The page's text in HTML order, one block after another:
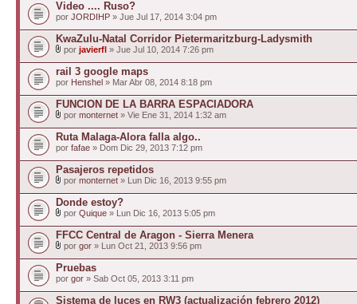
Video .... Ruso?
por JORDIHP » Jue Jul 17, 2014 3:04 pm
KwaZulu-Natal Corridor Pietermaritzburg-Ladysmith
por javierfl » Jue Jul 10, 2014 7:26 pm
rail 3 google maps
por Henshel » Mar Abr 08, 2014 8:18 pm
FUNCION DE LA BARRA ESPACIADORA
por monternet » Vie Ene 31, 2014 1:32 am
Ruta Malaga-Alora falla algo..
por fafae » Dom Dic 29, 2013 7:12 pm
Pasajeros repetidos
por monternet » Lun Dic 16, 2013 9:55 pm
Donde estoy?
por Quique » Lun Dic 16, 2013 5:05 pm
FFCC Central de Aragon - Sierra Menera
por gor » Lun Oct 21, 2013 9:56 pm
Pruebas
por gor » Sab Oct 05, 2013 3:11 pm
Sistema de luces en RW3 (actualización febrero 2012)